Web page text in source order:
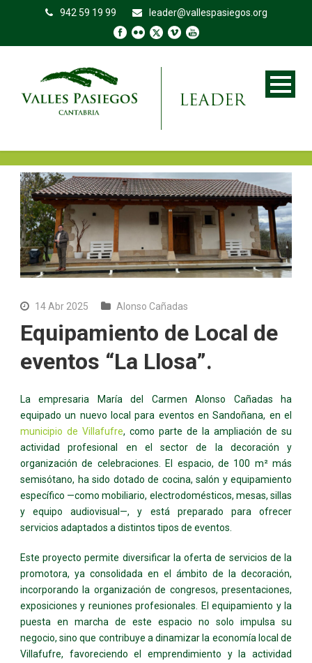
942 59 19 99 leader@vallespasiegos.org
14 Abr 2025 Alonso Cañadas
Equipamiento de Local de
eventos “La Llosa”.
La empresaria María del Carmen Alonso Cañadas ha
equipado un nuevo local para eventos en Sandoñana, en el
municipio de Villafufre, como parte de la ampliación de su
actividad profesional en el sector de la decoración y
organización de celebraciones. El espacio, de 100 m² más
semisótano, ha sido dotado de cocina, salón y equipamiento
específico —como mobiliario, electrodomésticos, mesas, sillas
y equipo audiovisual—, y está preparado para ofrecer
servicios adaptados a distintos tipos de eventos.
Este proyecto permite diversificar la oferta de servicios de la
promotora, ya consolidada en el ámbito de la decoración,
incorporando la organización de congresos, presentaciones,
exposiciones y reuniones profesionales. El equipamiento y la
puesta en marcha de este espacio no solo impulsa su
negocio, sino que contribuye a dinamizar la economía local de
Villafufre, favoreciendo el emprendimiento y la actividad